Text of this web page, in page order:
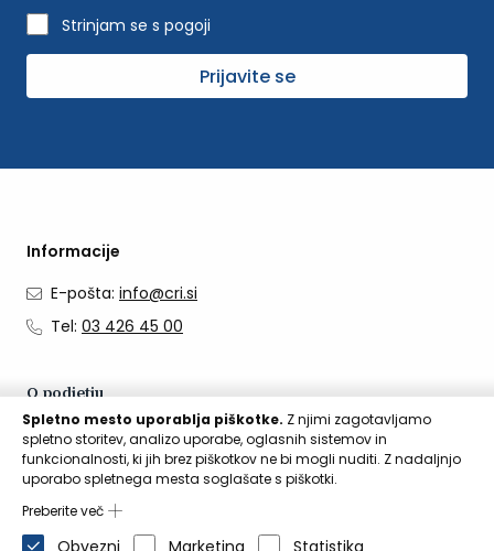
Strinjam se s pogoji
Prijavite se
Informacije
E-pošta: info@cri.si
Tel: 03 426 45 00
O podjetju
O nas
Kontakti
Aktualno
Spletno mesto uporablja piškotke. Z njimi zagotavljamo
spletno storitev, analizo uporabe, oglasnih sistemov in
funkcionalnosti, ki jih brez piškotkov ne bi mogli nuditi. Z nadaljnjo
uporabo spletnega mesta soglašate s piškotki.
Preberite več
Obvezni Marketing Statistika